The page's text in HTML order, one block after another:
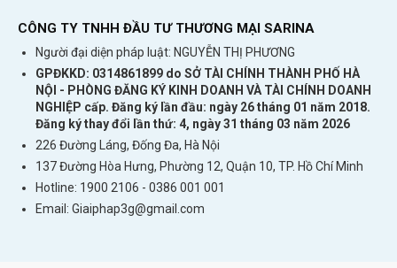
CÔNG TY TNHH ĐẦU TƯ THƯƠNG MẠI SARINA
Người đại diện pháp luật: NGUYỄN THỊ PHƯƠNG
GPĐKKD: 0314861899 do SỞ TÀI CHÍNH THÀNH PHỐ HÀ
NỘI - PHÒNG ĐĂNG KÝ KINH DOANH VÀ TÀI CHÍNH DOANH
NGHIỆP cấp. Đăng ký lần đầu: ngày 26 tháng 01 năm 2018.
Đăng ký thay đổi lần thứ: 4, ngày 31 tháng 03 năm 2026
226 Đường Láng, Đống Đa, Hà Nội
137 Đường Hòa Hưng, Phường 12, Quận 10, TP. Hồ Chí Minh
Hotline: 1900 2106 - 0386 001 001
Email: Giaiphap3g@gmail.com